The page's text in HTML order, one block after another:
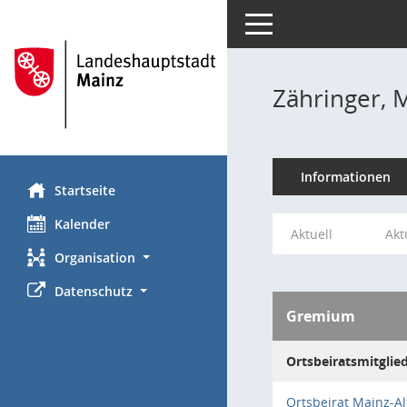
Startseite
Kalender
Organisation
Datenschutz
Toggle navigation
Zähringer,
Informationen
Aktuell
Gremium
Ortsbeirat Mainz-